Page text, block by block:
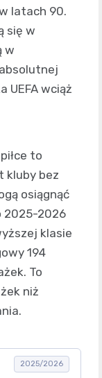
latach 90.
się w
w
UEFA wciąż
to
kluby bez
osiągnąć
2025-2026
klasie
194
To
niż
2025/2026